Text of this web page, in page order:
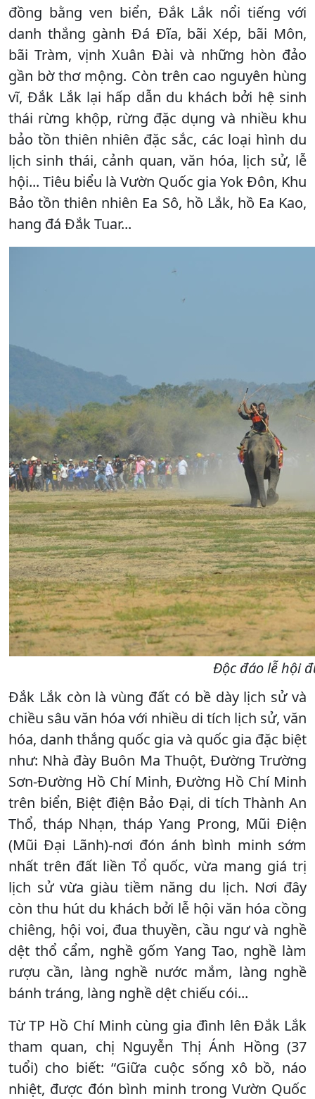
đồng bằng ven biển, Đắk Lắk nổi tiếng với
danh thắng gành Đá Đĩa, bãi Xép, bãi Môn,
bãi Tràm, vịnh Xuân Đài và những hòn đảo
gần bờ thơ mộng. Còn trên cao nguyên hùng
vĩ, Đắk Lắk lại hấp dẫn du khách bởi hệ sinh
thái rừng khộp, rừng đặc dụng và nhiều khu
bảo tồn thiên nhiên đặc sắc, các loại hình du
lịch sinh thái, cảnh quan, văn hóa, lịch sử, lễ
hội... Tiêu biểu là Vườn Quốc gia Yok Đôn, Khu
Bảo tồn thiên nhiên Ea Sô, hồ Lắk, hồ Ea Kao,
hang đá Đắk Tuar...
Độc đáo lễ hội
Đắk Lắk còn là vùng đất có bề dày lịch sử và
chiều sâu văn hóa với nhiều di tích lịch sử, văn
hóa, danh thắng quốc gia và quốc gia đặc biệt
như: Nhà đày Buôn Ma Thuột, Đường Trường
Sơn-Đường Hồ Chí Minh, Đường Hồ Chí Minh
trên biển, Biệt điện Bảo Đại, di tích Thành An
Thổ, tháp Nhạn, tháp Yang Prong, Mũi Điện
(Mũi Đại Lãnh)-nơi đón ánh bình minh sớm
nhất trên đất liền Tổ quốc, vừa mang giá trị
lịch sử vừa giàu tiềm năng du lịch. Nơi đây
còn thu hút du khách bởi lễ hội văn hóa cồng
chiêng, hội voi, đua thuyền, cầu ngư và nghề
dệt thổ cẩm, nghề gốm Yang Tao, nghề làm
rượu cần, làng nghề nước mắm, làng nghề
bánh tráng, làng nghề dệt chiếu cói...
Từ TP Hồ Chí Minh cùng gia đình lên Đắk Lắk
tham quan, chị Nguyễn Thị Ánh Hồng (37
tuổi) cho biết: “Giữa cuộc sống xô bồ, náo
nhiệt, được đón bình minh trong Vườn Quốc